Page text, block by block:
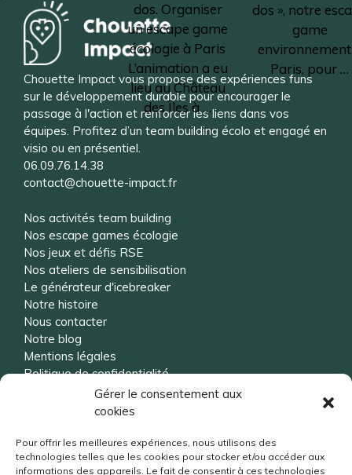
Gérer le consentement aux
cookies
Pour offrir les meilleures expériences, nous utilisons des
technologies telles que les cookies pour stocker et/ou accéder aux
informations des appareils. Le fait de consentir à ces technologies
dos. Organiser
un escape game
écologie à Paris
L’animation a eu
lieu au Château
des Îles à …
dos », notre
game
Paris, pour …
Chouette Impact vous propose des expériences funs
sur le développement durable pour encourager le
passage à l'action et renforcer les liens dans vos
équipes. Profitez d’un team building écolo et engagé en
visio ou en présentiel.
06.09.76.14.38
contact@chouette-impact.fr
Nos activités team building
Nos escape games écologie
Nos jeux et défis RSE
Nos ateliers de sensibilisation
Le générateur d'icebreaker
Notre histoire
Nous contacter
Notre blog
Mentions légales
Politique de confidentialité
Vous souhaitez être rappelé ?